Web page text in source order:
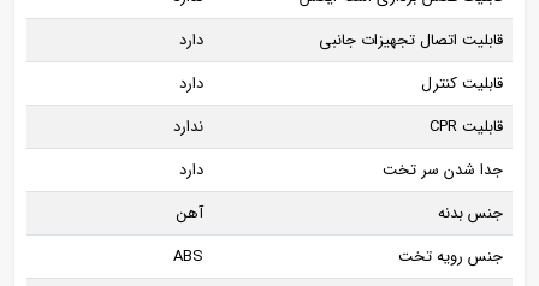
قابلیت اتصال تجهیزات جانبی
دارد
قابلیت کنترل
دارد
قابلیت CPR
ندارد
جدا شدن سر تخت
دارد
جنس بدنه
آهن
جنس رویه تخت
ABS